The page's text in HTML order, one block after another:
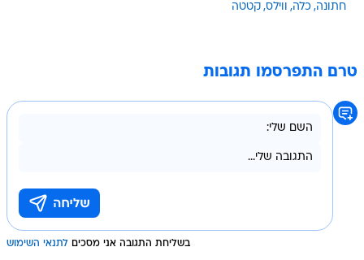
חתונה כלה ווילס קטטה
טרם התפרסמו תגובות
בשליחת התגובה אני מסכים לתנאי השימוש